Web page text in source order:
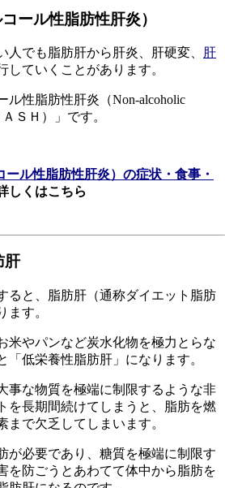
コール性脂肪性肝炎）
人でも脂肪肝から肝炎、肝硬変、 肝
していくことがあります。
ル性脂肪性肝炎（Non-alcoholic
ＳＨ）」です。
ール性脂肪性肝炎）の症状・食事・
くはこちら
肝
ると、脂肪肝（通称ダイエット脂肪
ます。
米やパンなど炭水化物を極力とらな
「低栄養性脂肪肝」になります。
事な物質を極端に制限するような非
を長期間続けてしまうと、脂肪を燃
まで欠乏してしまいます。
が必要であり、糖質を極端に制限す
を防ごうとあわてて体中から脂肪を